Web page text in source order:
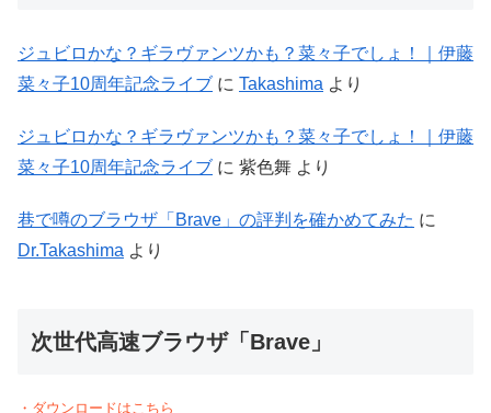
ジュビロかな？ギラヴァンツかも？菜々子でしょ！｜伊藤
菜々子10周年記念ライブ に Takashima より
ジュビロかな？ギラヴァンツかも？菜々子でしょ！｜伊藤
菜々子10周年記念ライブ に 紫色舞 より
巷で噂のブラウザ「Brave」の評判を確かめてみた に
Dr.Takashima より
次世代高速ブラウザ「Brave」
・ダウンロードはこちら